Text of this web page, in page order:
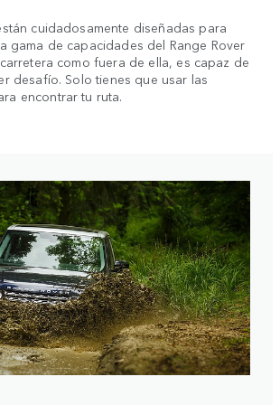
cuidadosamente diseñadas para
gama de capacidades del Range Rover
como fuera de ella, es capaz de
desafío. Solo tienes que usar las
encontrar tu ruta.